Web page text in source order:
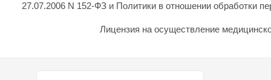
27.07.2006 N 152-ФЗ и Политики в отношении обработки
Лицензия на осуществление